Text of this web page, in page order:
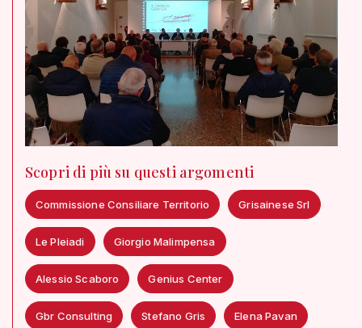
Scopri di più su questi argomenti
Commissione Consiliare Territorio Grisainese Srl
Le Pleiadi Giorgio Malimpensa
Alessio Scaboro Genius Center
Gbr Consulting Stefano Gris Elena Pavan